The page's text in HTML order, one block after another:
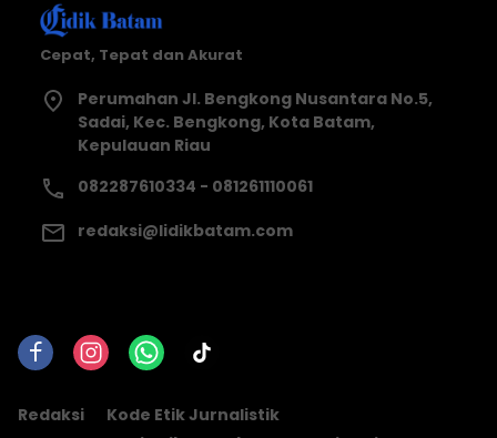
Cepat, Tepat dan Akurat
Perumahan Jl. Bengkong Nusantara No.5,
Sadai, Kec. Bengkong, Kota Batam,
Kepulauan Riau
082287610334 - 081261110061
redaksi@lidikbatam.com
Redaksi
Kode Etik Jurnalistik